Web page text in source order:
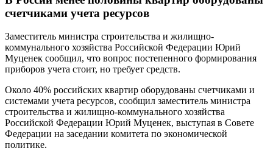
счетчиками учета ресурсов
Заместитель министра строительства и жилищно-
коммунального хозяйства Российской Федерации Юрий
Муценек сообщил, что вопрос постепенного формирования
приборов учета стоит, но требует средств.
Около 40% российских квартир оборудованы счетчиками и
системами учета ресурсов, сообщил заместитель министра
строительства и жилищно-коммунального хозяйства
Российской Федерации Юрий Муценек, выступая в Совете
Федерации на заседании комитета по экономической
политике.